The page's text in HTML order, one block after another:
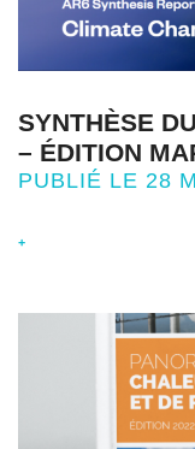
SYNTHÈSE
– ÉDITION
PUBLIÉ LE 28
+